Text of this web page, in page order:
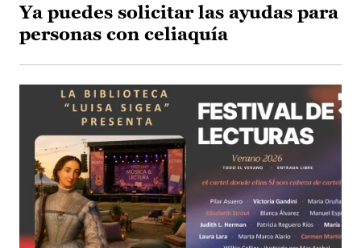
Ya puedes solicitar las ayudas para
personas con celiaquía